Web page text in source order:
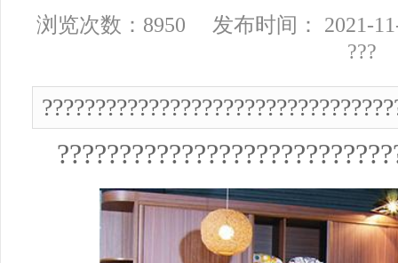
浏览次数：8950 发布时间： 2021-
???